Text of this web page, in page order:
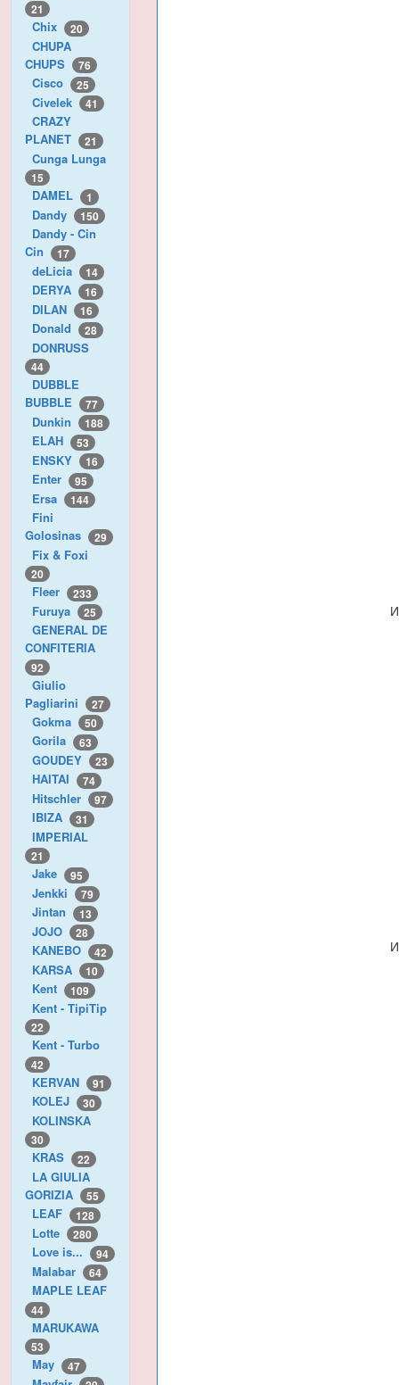
21
Chix 20
CHUPA
CHUPS
76
Cisco 25
Civelek 41
CRAZY
PLANET
21
Cunga Lunga
15
DAMEL 1
Dandy 150
Dandy - Cin
Cin
17
deLicia 14
DERYA 16
DILAN 16
Donald 28
DONRUSS
44
DUBBLE
BUBBLE
77
Dunkin 188
ELAH 53
ENSKY 16
Enter 95
Ersa 144
Fini
Golosinas
29
Fix & Foxi
20
Fleer 233
Furuya 25
GENERAL DE
CONFITERIA
92
Giulio
Pagliarini
27
Gokma 50
Gorila 63
GOUDEY 23
HAITAI 74
Hitschler 97
IBIZA 31
IMPERIAL
21
Jake 95
Jenkki 79
Jintan 13
JOJO 28
KANEBO 42
KARSA 10
Kent 109
Kent - TipiTip
22
Kent - Turbo
42
KERVAN 91
KOLEJ 30
KOLINSKA
30
KRAS 22
LA GIULIA
GORIZIA
55
LEAF 128
Lotte 280
Love is... 94
Malabar 64
MAPLE LEAF
44
MARUKAWA
53
May 47